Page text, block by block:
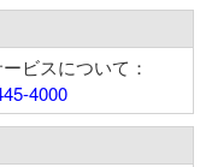
ビスについて：
4000